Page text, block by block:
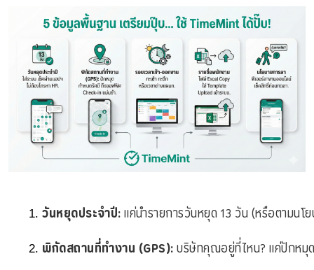
วันหยุดประจำปี: แค่นำรายการวันหยุด 13 วัน (หรือตามน
พิกัดสถานที่ทำงาน (GPS): บริษัทคุณอยู่ที่ไหน? แค่ปักหมุ